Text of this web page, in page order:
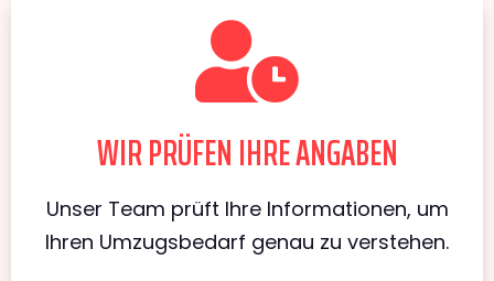
WIR PRÜFEN IHRE ANGABEN
Unser Team prüft Ihre Informationen, um
Ihren Umzugsbedarf genau zu verstehen.